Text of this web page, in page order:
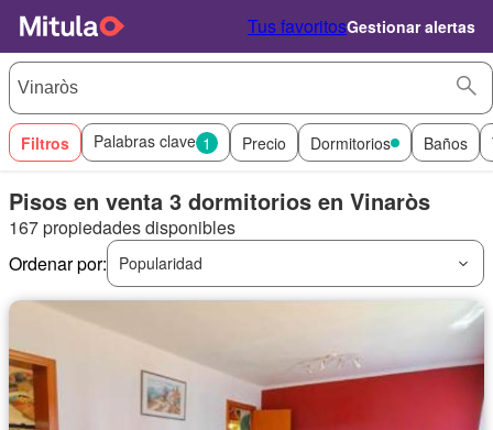
Tus favoritosGestionar alertas
Filtros Palabras clave 1 Precio Dormitorios Baños
Pisos en venta 3 dormitorios en Vinaròs
167 propiedades disponibles
Ordenar por:
Popularidad